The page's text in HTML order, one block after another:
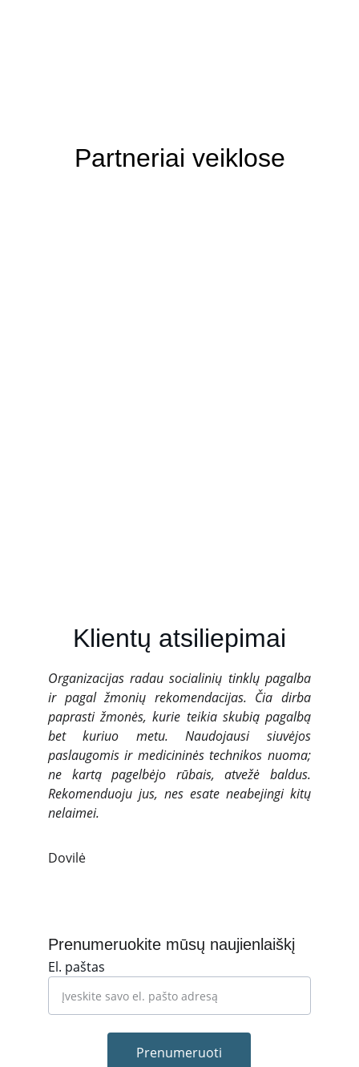
Partneriai veiklose
Klientų atsiliepimai
Organizacijas radau socialinių tinklų pagalba
ir pagal žmonių rekomendacijas. Čia dirba
paprasti žmonės, kurie teikia skubią pagalbą
bet kuriuo metu. Naudojausi siuvėjos
paslaugomis ir medicininės technikos nuoma;
ne kartą pagelbėjo rūbais, atvežė baldus.
Rekomenduoju jus, nes esate neabejingi kitų
nelaimei.
Dovilė
El. paštas
Prenumeruoti
Prenumeruokite mūsų naujienlaiškį